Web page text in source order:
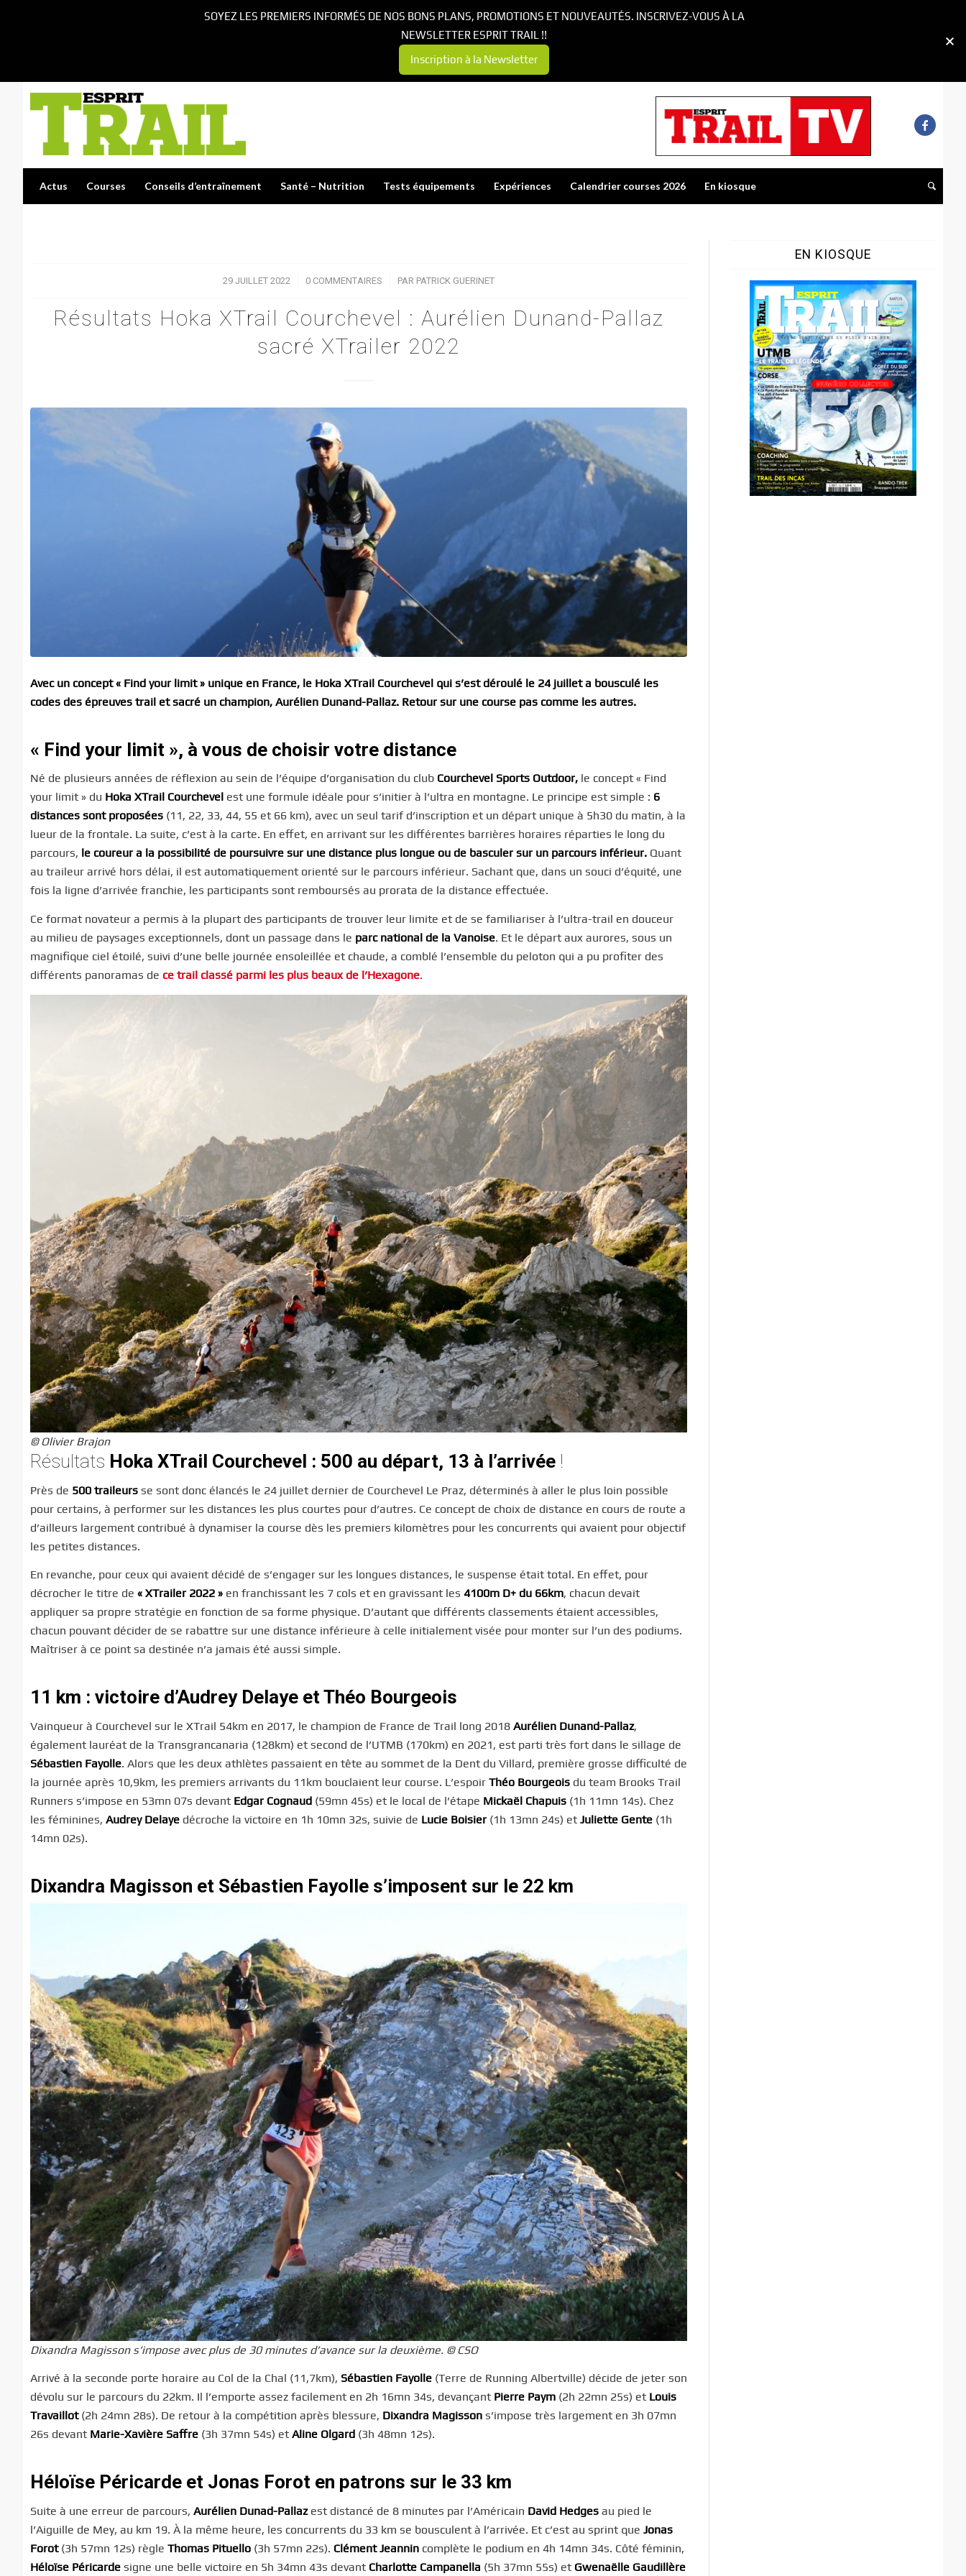
Actus Courses Conseils d’entraînement Santé – Nutrition Tests équipements Expériences Calendrier courses 2026 En kiosque
29 JUILLET 2022
/ 0 COMMENTAIRES
/ PAR PATRICK GUERINET
Résultats Hoka XTrail Courchevel : Aurélien Dunand-Pallaz
sacré XTrailer 2022
Avec un concept « Find your limit » unique en France, le Hoka XTrail Courchevel qui s’est déroulé le 24 juillet a bousculé les
codes des épreuves trail et sacré un champion, Aurélien Dunand-Pallaz. Retour sur une course pas comme les autres.
« Find your limit », à vous de choisir votre distance
Né de plusieurs années de réflexion au sein de l’équipe d’organisation du club Courchevel Sports Outdoor, le concept « Find
your limit » du Hoka XTrail Courchevel est une formule idéale pour s’initier à l’ultra en montagne. Le principe est simple : 6
distances sont proposées (11, 22, 33, 44, 55 et 66 km), avec un seul tarif d’inscription et un départ unique à 5h30 du matin, à la
lueur de la frontale. La suite, c’est à la carte. En effet, en arrivant sur les différentes barrières horaires réparties le long du
parcours, le coureur a la possibilité de poursuivre sur une distance plus longue ou de basculer sur un parcours inférieur. Quant
au traileur arrivé hors délai, il est automatiquement orienté sur le parcours inférieur. Sachant que, dans un souci d’équité, une
fois la ligne d’arrivée franchie, les participants sont remboursés au prorata de la distance effectuée.
Ce format novateur a permis à la plupart des participants de trouver leur limite et de se familiariser à l’ultra-trail en douceur
au milieu de paysages exceptionnels, dont un passage dans le parc national de la Vanoise. Et le départ aux aurores, sous un
magnifique ciel étoilé, suivi d’une belle journée ensoleillée et chaude, a comblé l’ensemble du peloton qui a pu profiter des
différents panoramas de ce trail classé parmi les plus beaux de l’Hexagone.
© Olivier Brajon
Résultats Hoka XTrail Courchevel : 500 au départ, 13 à l’arrivée !
Près de 500 traileurs se sont donc élancés le 24 juillet dernier de Courchevel Le Praz, déterminés à aller le plus loin possible
pour certains, à performer sur les distances les plus courtes pour d’autres. Ce concept de choix de distance en cours de route a
d’ailleurs largement contribué à dynamiser la course dès les premiers kilomètres pour les concurrents qui avaient pour objectif
les petites distances.
En revanche, pour ceux qui avaient décidé de s’engager sur les longues distances, le suspense était total. En effet, pour
décrocher le titre de « XTrailer 2022 » en franchissant les 7 cols et en gravissant les 4100m D+ du 66km, chacun devait
appliquer sa propre stratégie en fonction de sa forme physique. D’autant que différents classements étaient accessibles,
chacun pouvant décider de se rabattre sur une distance inférieure à celle initialement visée pour monter sur l’un des podiums.
Maîtriser à ce point sa destinée n’a jamais été aussi simple.
11 km : victoire d’Audrey Delaye et Théo Bourgeois
Vainqueur à Courchevel sur le XTrail 54km en 2017, le champion de France de Trail long 2018 Aurélien Dunand-Pallaz,
également lauréat de la Transgrancanaria (128km) et second de l’UTMB (170km) en 2021, est parti très fort dans le sillage de
Sébastien Fayolle. Alors que les deux athlètes passaient en tête au sommet de la Dent du Villard, première grosse difficulté de
la journée après 10,9km, les premiers arrivants du 11km bouclaient leur course. L’espoir Théo Bourgeois du team Brooks Trail
Runners s’impose en 53mn 07s devant Edgar Cognaud (59mn 45s) et le local de l’étape Mickaël Chapuis (1h 11mn 14s). Chez
les féminines, Audrey Delaye décroche la victoire en 1h 10mn 32s, suivie de Lucie Boisier (1h 13mn 24s) et Juliette Gente (1h
14mn 02s).
Dixandra Magisson et Sébastien Fayolle s’imposent sur le 22 km
Dixandra Magisson s’impose avec plus de 30 minutes d’avance sur la deuxième. © CSO
Arrivé à la seconde porte horaire au Col de la Chal (11,7km), Sébastien Fayolle (Terre de Running Albertville) décide de jeter son
dévolu sur le parcours du 22km. Il l’emporte assez facilement en 2h 16mn 34s, devançant Pierre Paym (2h 22mn 25s) et Louis
Travaillot(2h 24mn 28s). De retour à la compétition après blessure, Dixandra Magisson s’impose très largement en 3h 07mn
26s devant Marie-Xavière Saffre (3h 37mn 54s) et Aline Olgard (3h 48mn 12s).
Héloïse Péricarde et Jonas Forot en patrons sur le 33 km
Suite à une erreur de parcours, Aurélien Dunad-Pallazest distancé de 8 minutes par l’Américain David Hedges au pied le
l’Aiguille de Mey, au km 19. À la même heure, les concurrents du 33 km se bousculent à l’arrivée. Et c’est au sprint que Jonas
Forot(3h 57mn 12s) règle Thomas Pituello (3h 57mn 22s). Clément Jeannin complète le podium en 4h 14mn 34s. Côté féminin,
Héloïse Péricarde signe une belle victoire en 5h 34mn 43s devant Charlotte Campanella (5h 37mn 55s) et Gwenaëlle Gaudillère
EN KIOSQUE
SOYEZ LES PREMIERS INFORMÉS DE NOS BONS PLANS, PROMOTIONS ET NOUVEAUTÉS. INSCRIVEZ-VOUS À LA
NEWSLETTER ESPRIT TRAIL !!
Inscription à la Newsletter